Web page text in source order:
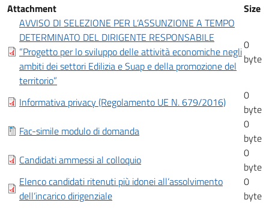
Documentazione a corredo
Attachment
Size
AVVISO DI SELEZIONE PER L‘ASSUNZIONE A TEMPO
DETERMINATO DEL DIRIGENTE RESPONSABILE
“Progetto per lo sviluppo delle attività economiche negli
ambiti dei settori Edilizia e Suap e della promozione del
territorio”
0
byte
Informativa privacy (Regolamento UE N. 679/2016)
0
byte
Fac-simile modulo di domanda
0
byte
Candidati ammessi al colloquio
0
byte
Elenco candidati ritenuti più idonei all‘assolvimento
dell‘incarico dirigenziale
0
byte